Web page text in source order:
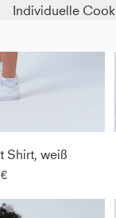
Shirt, weiß
Individuelle